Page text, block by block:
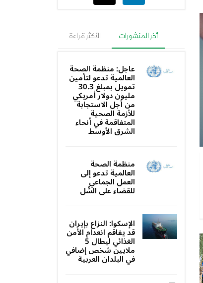
أخر المنشورات الأكثر قراءة
عاجل: منظمة الصحة
العالمية تدعو لتأمين
تمويل بمبلغ 30.3
مليون دولار أمريكي
من أجل الاستجابة
للأزمة الصحية
المتفاقمة في أنحاء
الشرق الأوسط
منظمة الصحة
العالمية تدعو إلى
العمل الجماعي
للقضاء على السُّل
الإسكوا: النزاع بإيران
قد يفاقم انعدام الأمن
الغذائي ليطال 5
ملايين شخص إضافي
في البلدان العربية